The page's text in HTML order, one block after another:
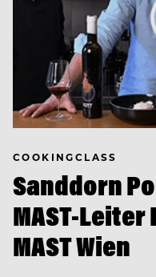
COOKINGCLASS
Sanddorn
MAST-
MAST Wien